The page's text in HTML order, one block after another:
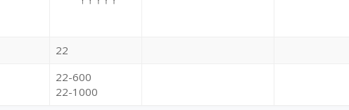
22
22-600
22-1000